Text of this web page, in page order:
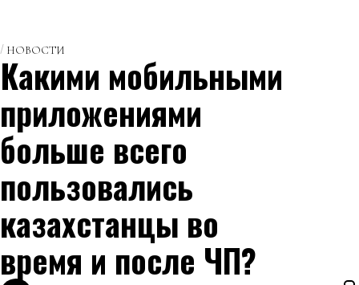
НОВОСТИ
Какими мобильными
приложениями
больше всего
пользовались
казахстанцы во
время и после ЧП?